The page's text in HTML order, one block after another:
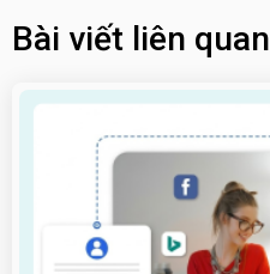
Bài viết liên quan